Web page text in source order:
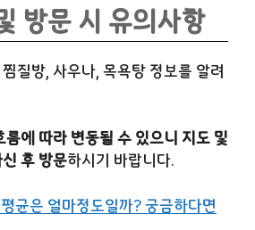
방문 시 유의사항
질방, 사우나, 목욕탕 정보를 알려
름에 따라 변동될 수 있으니 지도 및
후 방문하시기 바랍니다.
균은 얼마정도일까? 궁금하다면